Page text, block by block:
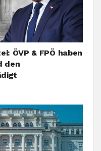
ÖVP & FPÖ haben
den